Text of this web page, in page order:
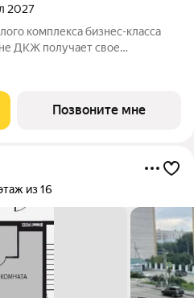
2027
комплекса бизнес-класса
ДКЖ получает свое
очередь проекта
стандарты городского жилья,
и
Позвоните мне
из 16